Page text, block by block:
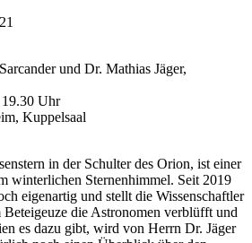
und Dr. Mathias Jäger,
Uhr
Kuppelsaal
in der Schulter des Orion, ist einer
winterlichen Sternenhimmel. Seit 2019
eigenartig und stellt die Wissenschaftler
die Astronomen verblüfft und
es dazu gibt, wird von Herrn Dr. Jäger